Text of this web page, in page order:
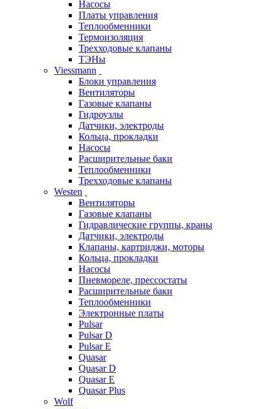
Насосы
Платы управления
Теплообменники
Термоизоляция
Трехходовые клапаны
ТЭНы
Viessmann
Блоки управления
Вентиляторы
Газовые клапаны
Гидроузлы
Датчики, электроды
Кольца, прокладки
Насосы
Расширительные баки
Теплообменники
Трехходовые клапаны
Westen
Вентиляторы
Газовые клапаны
Гидравлические группы, краны
Датчики, электроды
Клапаны, картриджи, моторы
Кольца, прокладки
Насосы
Пневмореле, прессостаты
Расширительные баки
Теплообменники
Электронные платы
Pulsar
Pulsar D
Pulsar E
Quasar
Quasar D
Quasar E
Quasar Plus
Wolf